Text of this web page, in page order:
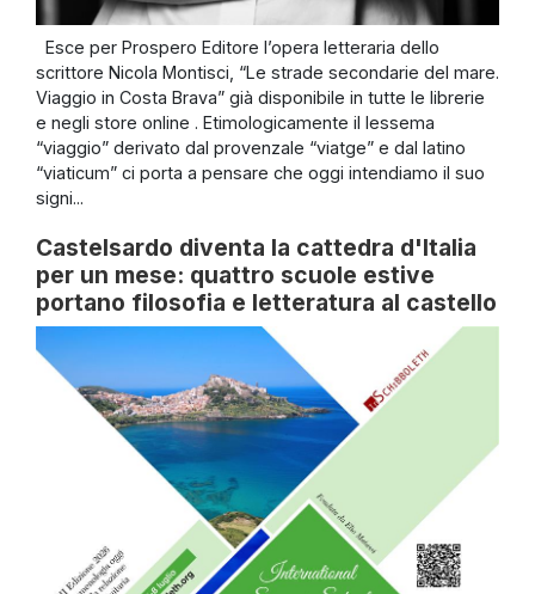
Esce per Prospero Editore l’opera letteraria dello
scrittore Nicola Montisci, “Le strade secondarie del mare.
Viaggio in Costa Brava” già disponibile in tutte le librerie
e negli store online . Etimologicamente il lessema
“viaggio” derivato dal provenzale “viatge” e dal latino
“viaticum” ci porta a pensare che oggi intendiamo il suo
signi...
Castelsardo diventa la cattedra d'Italia
per un mese: quattro scuole estive
portano filosofia e letteratura al castello